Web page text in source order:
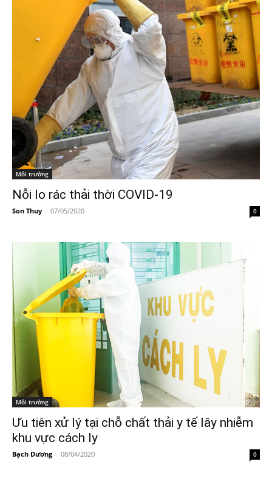
Môi trường
Nỗi lo rác thải thời COVID-19
Son Thuy - 07/05/2020 0
Môi trường
Ưu tiên xử lý tại chỗ chất thải y tế lây nhiễm
khu vực cách ly
Bạch Dương - 08/04/2020 0